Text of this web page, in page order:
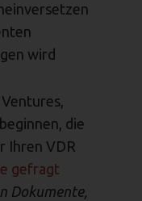
wird
die
Ihren VDR
gefragt
Dokumente,